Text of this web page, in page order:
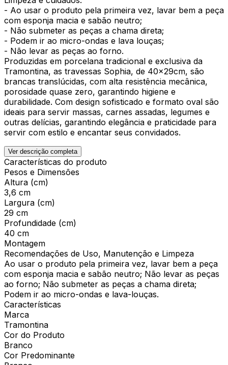
- Ao usar o produto pela primeira vez, lavar bem a peça
com esponja macia e sabão neutro;
- Não submeter as peças a chama direta;
- Podem ir ao micro-ondas e lava louças;
- Não levar as peças ao forno.
Produzidas em porcelana tradicional e exclusiva da
Tramontina, as travessas Sophia, de 40x29cm, são
brancas translúcidas, com alta resistência mecânica,
porosidade quase zero, garantindo higiene e
durabilidade. Com design sofisticado e formato oval são
ideais para servir massas, carnes assadas, legumes e
outras delícias, garantindo elegância e praticidade para
servir com estilo e encantar seus convidados.
Ver descrição completa
Características do produto
Pesos e Dimensões
Altura (cm)
3,6 cm
Largura (cm)
29 cm
Profundidade (cm)
40 cm
Montagem
Recomendações de Uso, Manutenção e Limpeza
Ao usar o produto pela primeira vez, lavar bem a peça
com esponja macia e sabão neutro; Não levar as peças
ao forno; Não submeter as peças a chama direta;
Podem ir ao micro-ondas e lava-louças.
Características
Marca
Tramontina
Cor do Produto
Branco
Cor Predominante